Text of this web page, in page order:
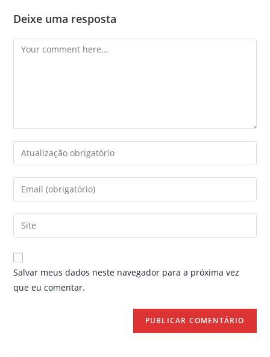
Deixe uma resposta
Comment
Enter
your
name
comment
Enter
your
email
address
comment
Enter
your
website
URL
Salvar meus dados neste navegador para a próxima vez
que eu comentar.